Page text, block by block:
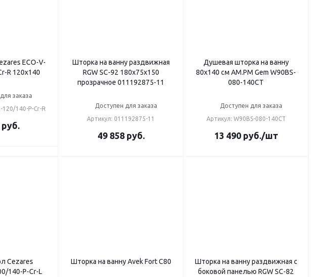
ECO-V-
R 120x140
заказа
120/140-P-Cr-R
Шторка на ванну раздвижная
RGW SC-92 180х75х150
прозрачное 011192875-11
Доступен для заказа
Артикул: 011192875-11
49 858руб.
Душевая шторка на ванну
80х140 см AM.PM Gem W90BS-
080-140CT
Доступен для заказа
Артикул: W90BS-080-140CT
13 490руб./шт
Cezares
140-P-Cr-L
Шторка на ванну Avek Fort C80
Шторка на ванну раздвижная с
боковой панелью RGW SC-82